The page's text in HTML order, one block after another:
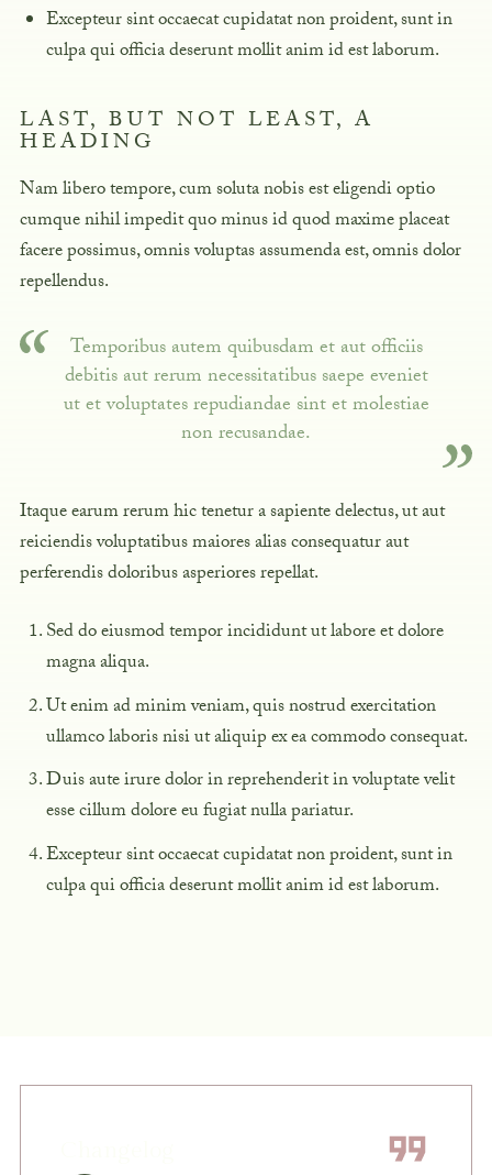
Excepteur sint occaecat cupidatat non proident, sunt in
culpa qui officia deserunt mollit anim id est laborum.
LAST, BUT NOT LEAST, A
HEADING
Nam libero tempore, cum soluta nobis est eligendi optio
cumque nihil impeditquo minus id quod maxime placeat
facere possimus, omnis voluptas assumenda est, omnis dolor
repellendus.
Temporibus autem quibusdam et aut officiis
debitis aut rerum necessitatibus saepe eveniet
ut et voluptates repudiandae sint et molestiae
non recusandae.
Itaque earum rerum hic tenetur a sapiente delectus, ut aut
reiciendis voluptatibus maiores alias consequatur aut
perferendis doloribus asperiores repellat.
Sed do eiusmod tempor incididunt ut labore et dolore
magna aliqua.
Ut enim ad minim veniam, quis nostrud exercitation
ullamco laboris nisi ut aliquip ex ea commodo consequat.
Duis aute irure dolor in reprehenderit in voluptate velit
esse cillum dolore eu fugiat nulla pariatur.
Excepteur sint occaecat cupidatat non proident, sunt in
culpa qui officia deserunt mollit anim id est laborum.